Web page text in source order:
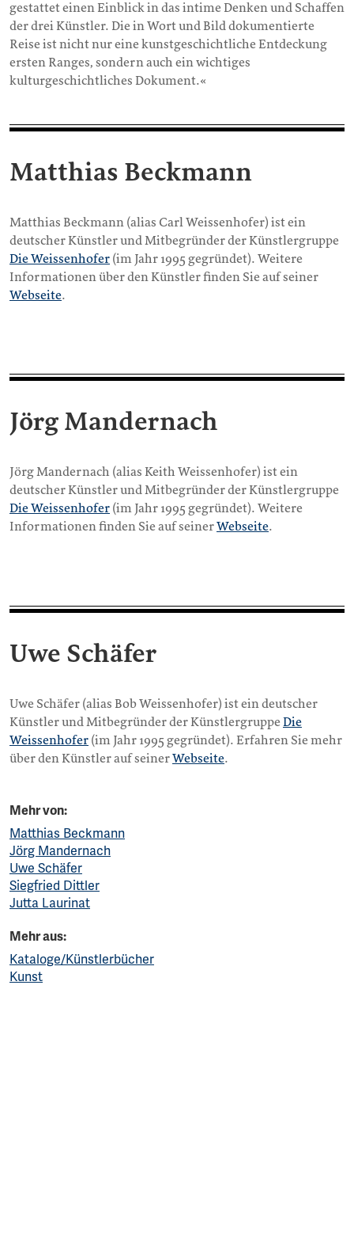
gestattet einen Einblick in das intime Denken und Schaffen
der drei Künstler. Die in Wort und Bild dokumentierte
Reise ist nicht nur eine kunstgeschichtliche Entdeckung
ersten Ranges, sondern auch ein wichtiges
kulturgeschichtliches Dokument.«
Matthias Beckmann
Matthias Beckmann (alias Carl Weissenhofer) ist ein
deutscher Künstler und Mitbegründer der Künstlergruppe
Die Weissenhofer (im Jahr 1995 gegründet). Weitere
Informationen über den Künstler finden Sie auf seiner
Webseite.
Jörg Mandernach
Jörg Mandernach (alias Keith Weissenhofer) ist ein
deutscher Künstler und Mitbegründer der Künstlergruppe
Die Weissenhofer (im Jahr 1995 gegründet). Weitere
Informationen finden Sie auf seinerWebseite.
Uwe Schäfer
Uwe Schäfer (alias Bob Weissenhofer) ist ein deutscher
Künstler und Mitbegründer der Künstlergruppe Die
Weissenhofer (im Jahr 1995 gegründet). Erfahren Sie mehr
über den Künstler auf seinerWebseite.
Mehr von:
Matthias Beckmann
Jörg Mandernach
Uwe Schäfer
Siegfried Dittler
Jutta Laurinat
Mehr aus:
Kataloge/Künstlerbücher
Kunst